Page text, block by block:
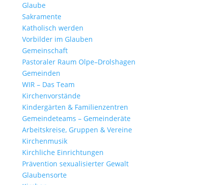
Glaube
Sakra­mente
Katho­lisch werden
Vorbilder im Glauben
Gemein­schaft
Pasto­raler Raum Olpe–Drolshagen
Gemeinden
WIR – Das Team
Kirchen­vor­stände
Kinder­gärten & Familienzentren
Gemein­de­teams – Gemeinderäte
Arbeits­kreise, Gruppen & Vereine
Kirchen­musik
Kirch­liche Einrichtungen
Präven­tion sexua­li­sierter Gewalt
Glau­ben­s­orte